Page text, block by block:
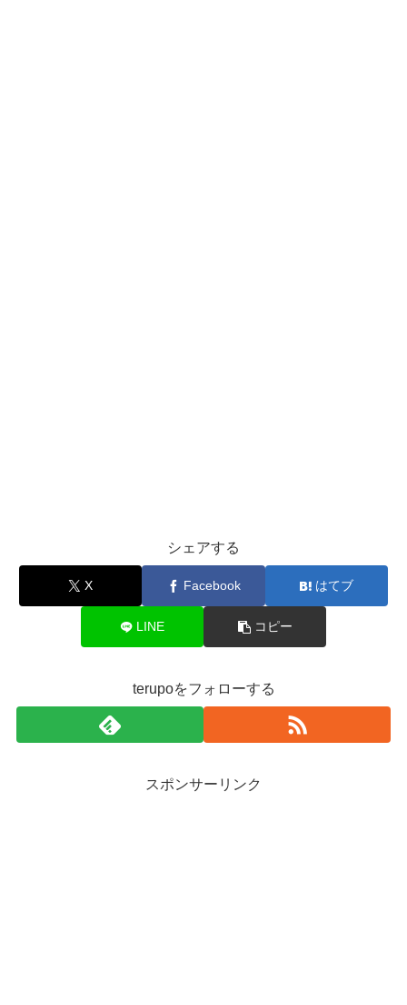
シェアする
X Facebook はてブ
LINE コピー
terupoをフォローする
スポンサーリンク